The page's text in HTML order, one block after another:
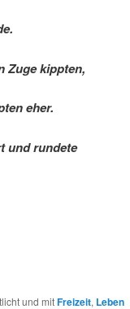
Zuge kippten,
eher.
und rundete
und mitFreizeit, Leben